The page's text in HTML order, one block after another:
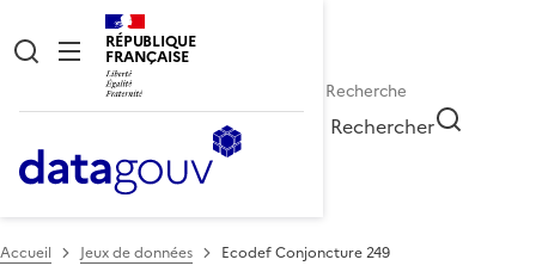
RÉPUBLIQUE
FRANÇAISE
Rechercher
Accueil Jeux de données Ecodef Conjoncture 249